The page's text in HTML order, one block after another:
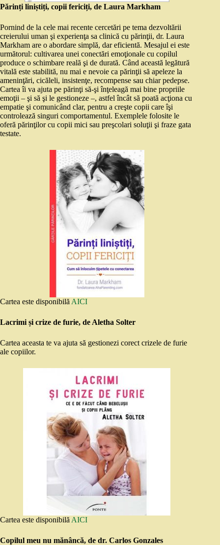
Părinți liniștiți, copii fericiți, de Laura Markham
Pornind de la cele mai recente cercetări pe tema dezvoltării
creierului uman şi experienţa sa clinică cu părinţii, dr. Laura
Markham are o abordare simplă, dar eficientă. Mesajul ei este
următorul: cultivarea unei conectări emoţionale cu copilul
produce o schimbare reală şi de durată. Când această legătură
vitală este stabilită, nu mai e nevoie ca părinţii să apeleze la
ameninţări, cicăleli, insistenţe, recompense sau chiar pedepse.
Cartea îi va ajuta pe părinţi să-şi înţeleagă mai bine propriile
emoţii – şi să şi le gestioneze –, astfel încât să poată acţiona cu
empatie şi comunicând clar, pentru a creşte copii care îşi
controlează singuri comportamentul. Exemplele folosite le
oferă părinţilor cu copii mici sau preşcolari soluţii şi fraze gata
testate.
Cartea este disponibilă AICI
Lacrimi și crize de furie, de Aletha Solter
Cartea aceasta te va ajuta să gestionezi corect crizele de furie
ale copiilor.
Cartea este disponibilă AICI
Copilul meu nu mănâncă, de dr. Carlos Gonzales